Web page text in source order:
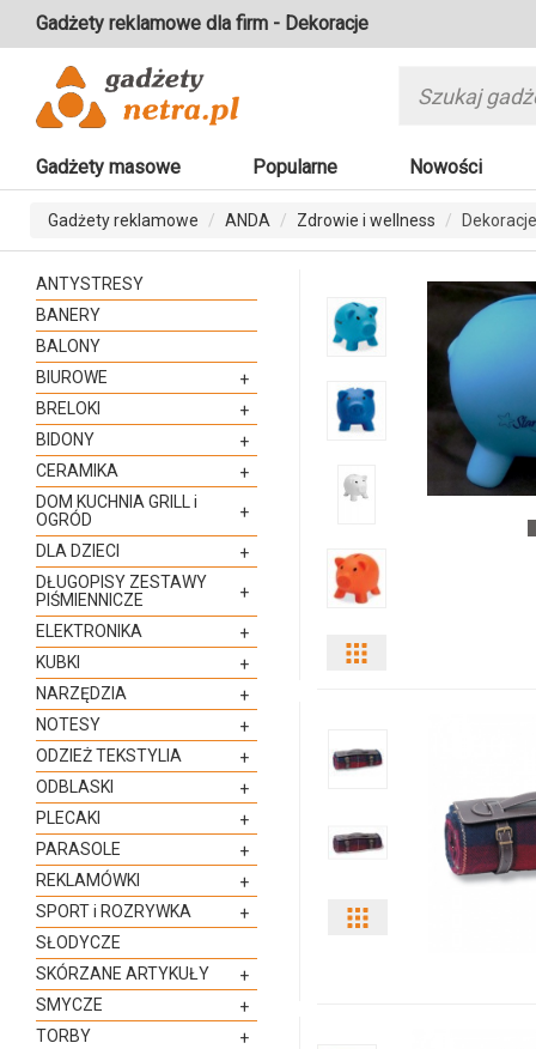
Gadżety reklamowe dla firm - Dekoracje
Gadżety masowe Popularne Nowości
Gadżety reklamowe ANDA Zdrowie i wellness Dekoracje
ANTYSTRESY
BANERY
BALONY
BIUROWE
+
BRELOKI
+
BIDONY
+
CERAMIKA
+
DOM KUCHNIA GRILL i
OGRÓD
+
DLA DZIECI
+
DŁUGOPISY ZESTAWY
PIŚMIENNICZE
+
ELEKTRONIKA
+
KUBKI
+
NARZĘDZIA
+
NOTESY
+
ODZIEŻ TEKSTYLIA
+
ODBLASKI
+
PLECAKI
+
PARASOLE
+
REKLAMÓWKI
+
SPORT i ROZRYWKA
+
SŁODYCZE
SKÓRZANE ARTYKUŁY
+
SMYCZE
+
TORBY
+
i
produktu